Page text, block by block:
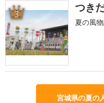
3 つき
夏の風
宮城県の夏の